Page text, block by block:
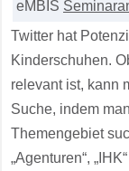
eMBIS
Twitter hat
Kinderschuhen.
relevant ist, kann
Suche, indem
Themengebiet
„Agenturen“,